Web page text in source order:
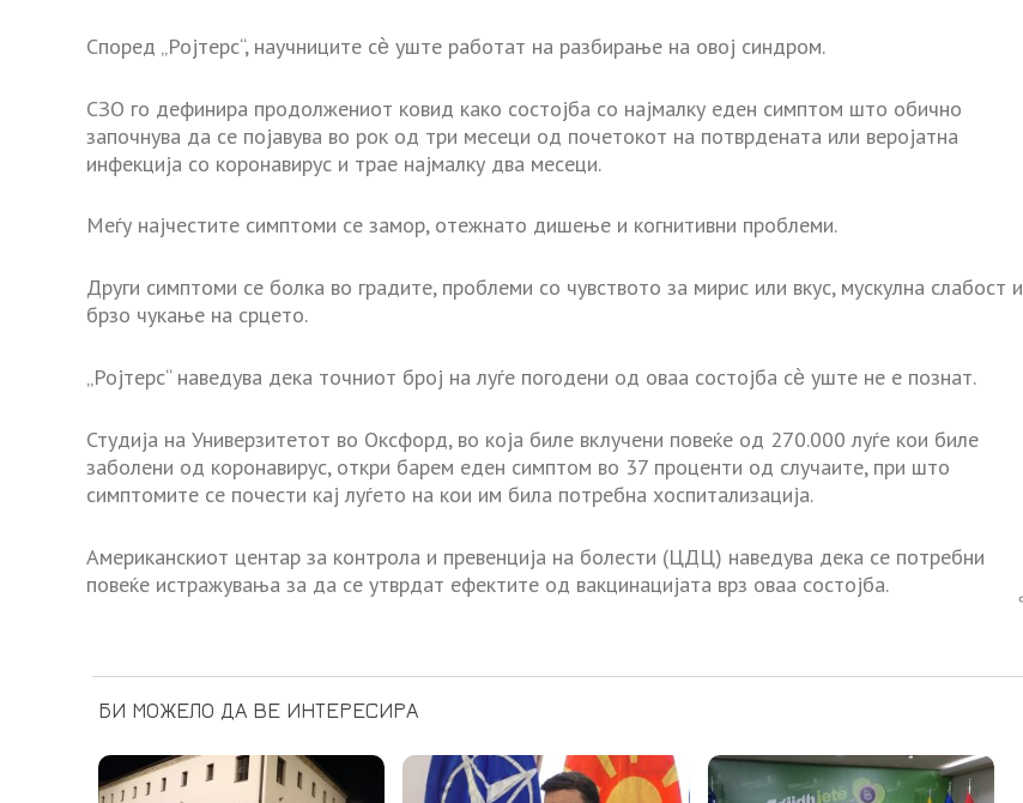
Според „Ројтерс“, научниците сѐ уште работат на разбирање на овој синдром.
СЗО го дефинира продолжениот ковид како состојба со најмалку еден симптом што обично
започнува да се појавува во рок од три месеци од почетокот на потврдената или веројатна
инфекција со коронавирус и трае најмалку два месеци.
Меѓу најчестите симптоми се замор, отежнато дишење и когнитивни проблеми.
Други симптоми се болка во градите, проблеми со чувството за мирис или вкус, мускулна слабост и
брзо чукање на срцето.
„Ројтерс“ наведува дека точниот број на луѓе погодени од оваа состојба сѐ уште не е познат.
Студија на Универзитетот во Оксфорд, во која биле вклучени повеќе од 270.000 луѓе кои биле
заболени од коронавирус, откри барем еден симптом во 37 проценти од случаите, при што
симптомите се почести кај луѓето на кои им била потребна хоспитализација.
Американскиот центар за контрола и превенција на болести (ЦДЦ) наведува дека се потребни
повеќе истражувања за да се утврдат ефектите од вакцинацијата врз оваа состојба.
БИ МОЖЕЛО ДА ВЕ ИНТЕРЕСИРА